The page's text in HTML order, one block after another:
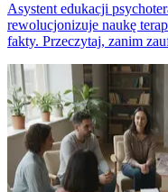
Asystent edukacji
rewolucjonizuje naukę
fakty. Przeczytaj, zanim